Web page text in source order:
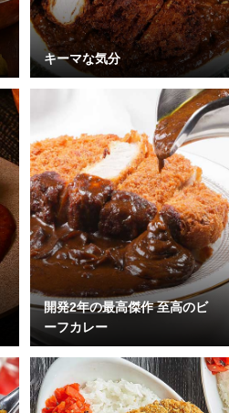
キーマな気分
開発2年の最高傑作 至高のビ
ーフカレー